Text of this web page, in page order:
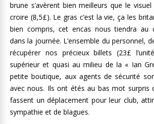
brune s’avèrent bien meilleurs que le
croire (8,5£). Le gras c’est la vie, ça les
bien compris, cet encas nous tiendra au
dans la journée. L’ensemble du personnel,
récupérer nos précieux billets (23£
supérieur et quasi au milieu de la « Ian
petite boutique, aux agents de sécurité
avec nous. Ils ont étés au bas mot surpris
fassent un déplacement pour leur club,
sympathie et de blagues.